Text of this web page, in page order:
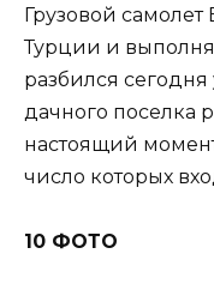
Грузовой
Турции и
разбился
дачного поселка
настоящий
число которых
10 ФОТО